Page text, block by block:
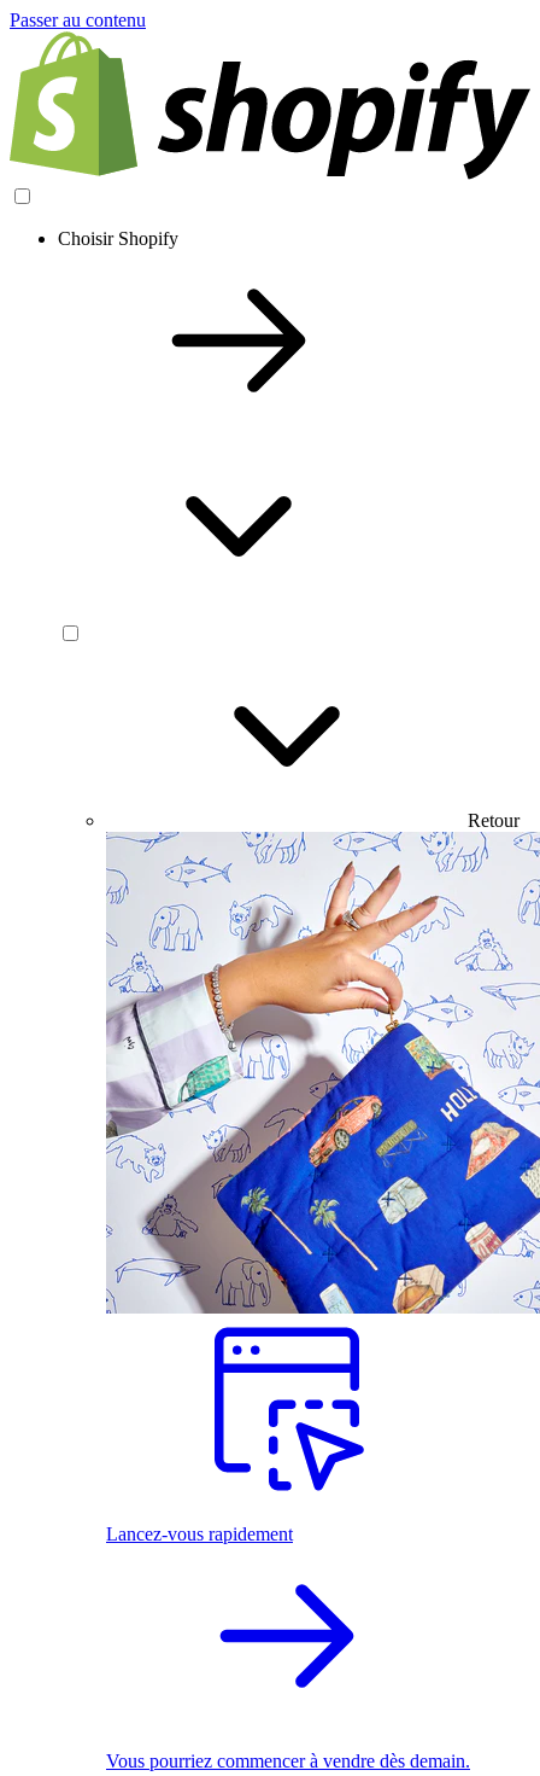
Passer au contenu
Choisir Shopify
Retour
Lancez-vous rapidement
Vous pourriez commencer à vendre dès demain.